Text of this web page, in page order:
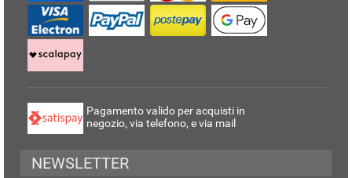
Pagamento valido per acquisti in
negozio, via telefono, e via mail
NEWSLETTER